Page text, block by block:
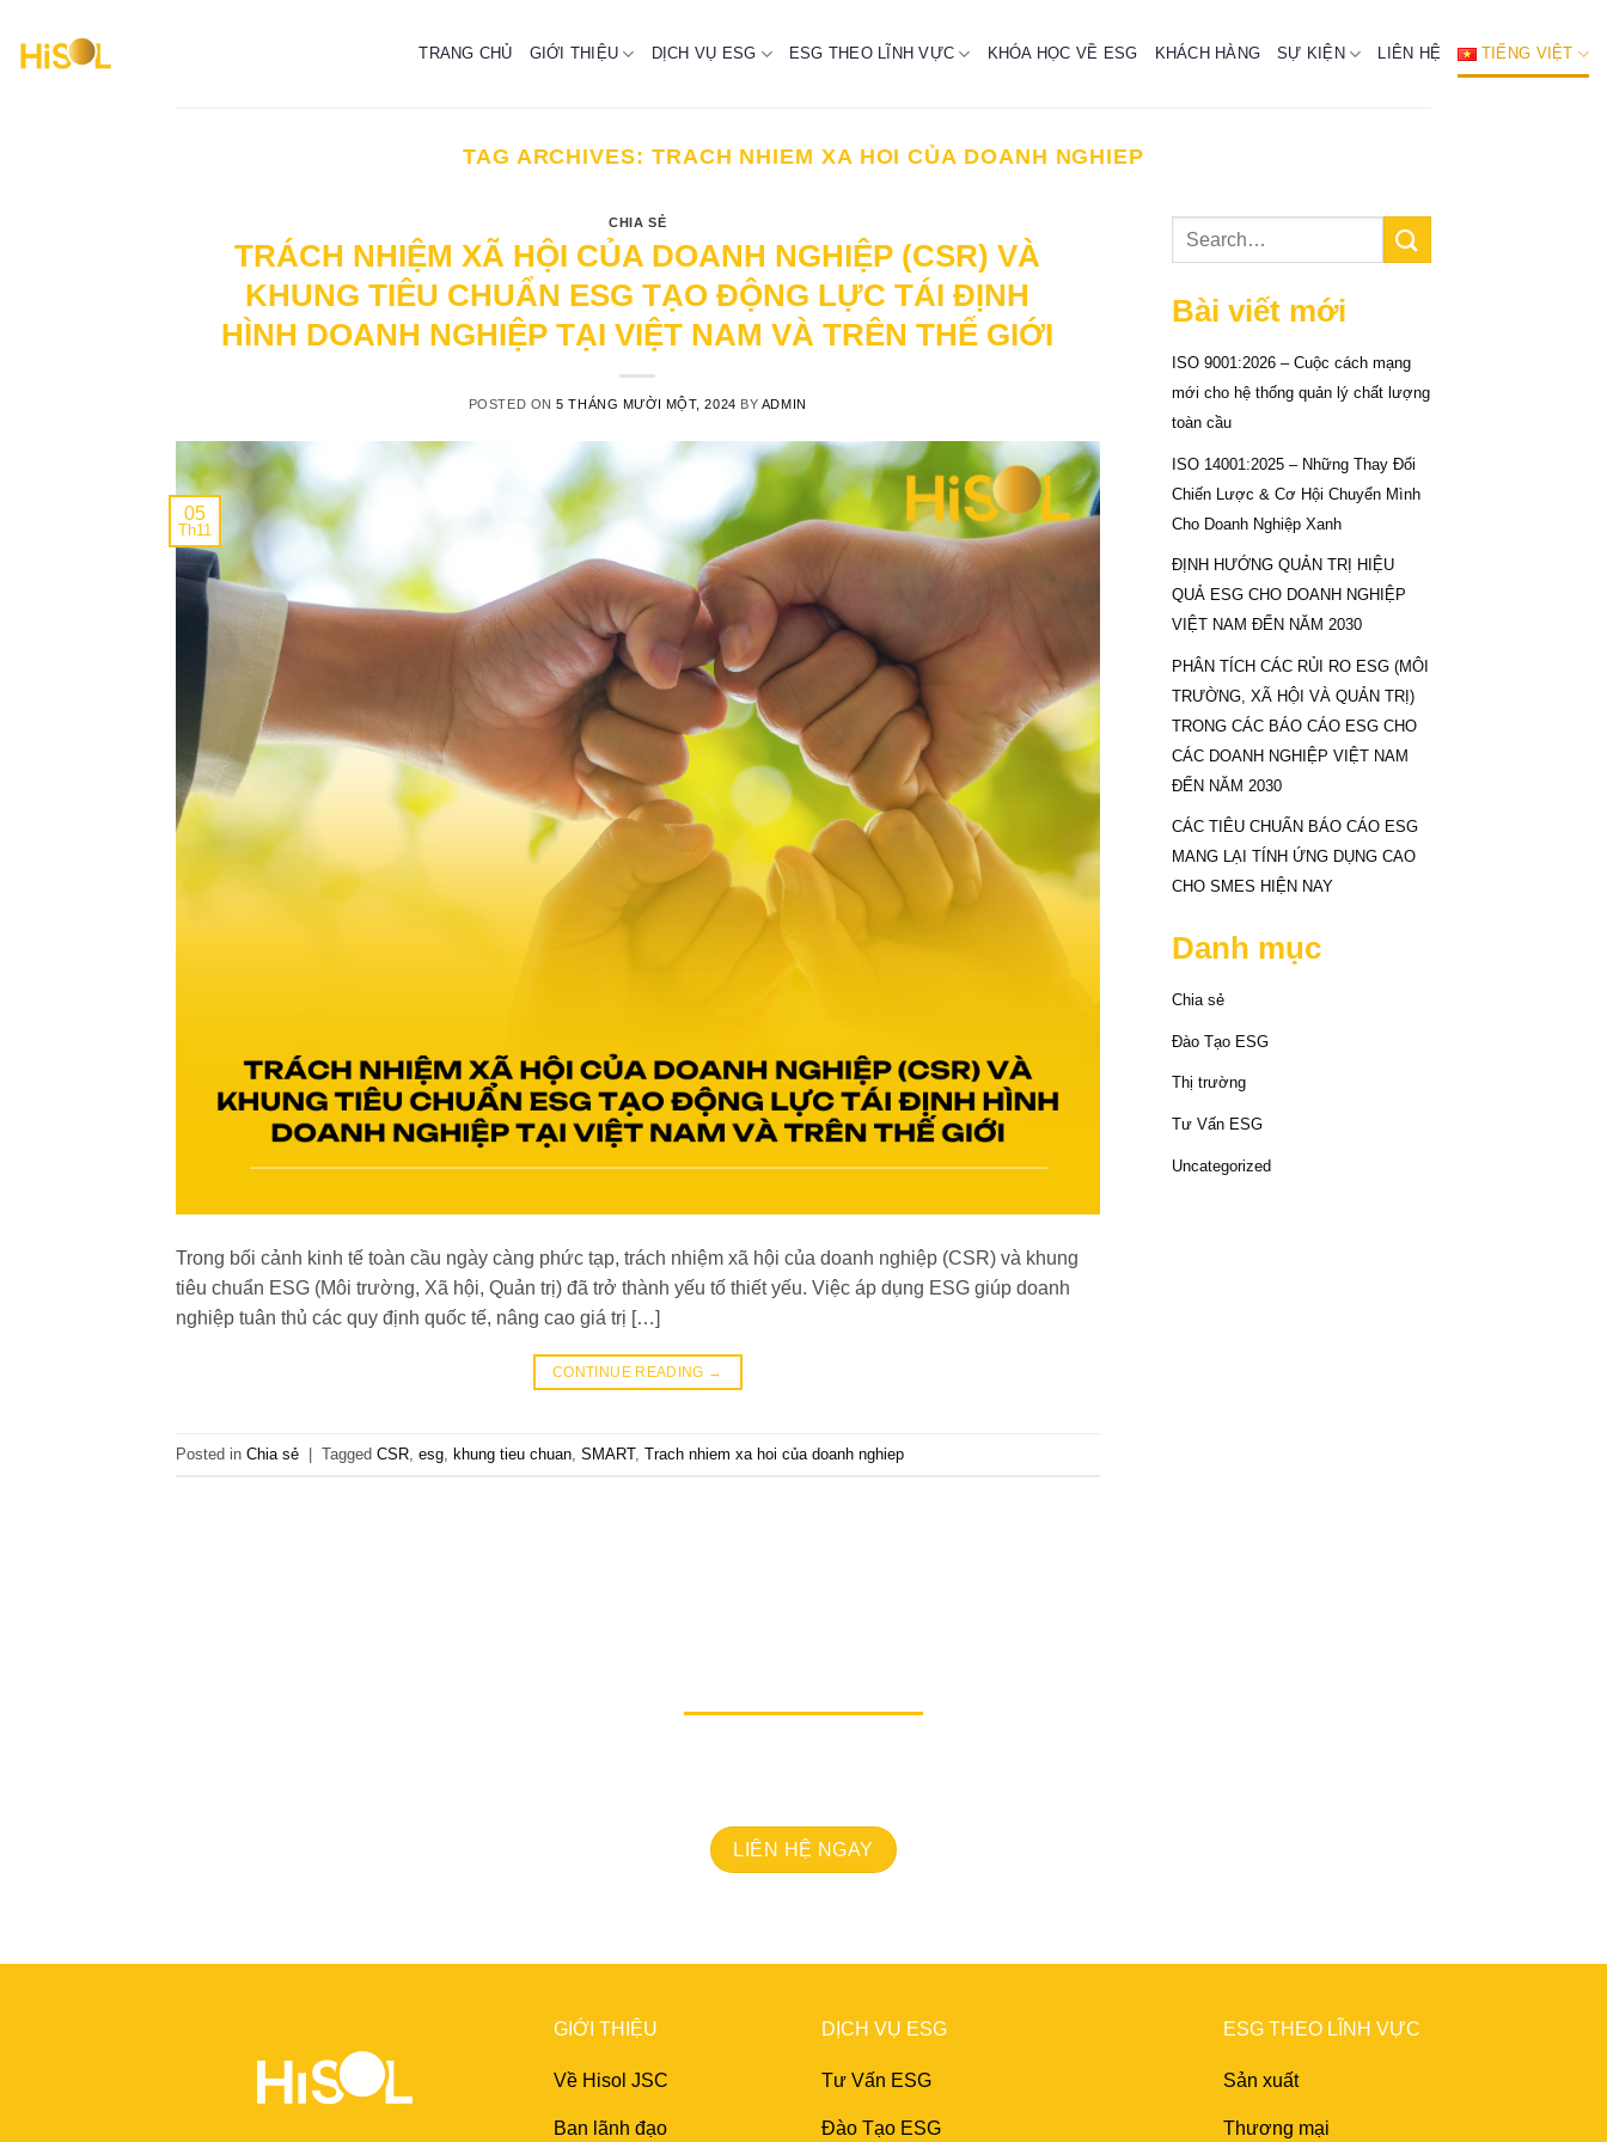
content
TRANG CHỦ GIỚI THIỆU DỊCH VỤ ESG ESG THEO LĨNH VỰC KHÓA HỌC VỀ ESG KHÁCH HÀNG SỰ KIỆN LIÊN HỆ TIẾNG VIỆT
TAG ARCHIVES: TRACH NHIEM XA HOI CỦA DOANH NGHIEP
CHIA SẺ
TRÁCH NHIỆM XÃ HỘI CỦA DOANH NGHIỆP (CSR) VÀ
KHUNG TIÊU CHUẨN ESG TẠO ĐỘNG LỰC TÁI ĐỊNH
HÌNH DOANH NGHIỆP TẠI VIỆT NAM VÀ TRÊN THẾ GIỚI
POSTED ON5 THÁNG MƯỜI MỘT, 2024 BY ADMIN
05
Th11
Trong bối cảnh kinh tế toàn cầu ngày càng phức tạp, trách nhiệm xã hội của doanh nghiệp (CSR) và khung
tiêu chuẩn ESG (Môi trường, Xã hội, Quản trị) đã trở thành yếu tố thiết yếu. Việc áp dụng ESG giúp doanh
nghiệp tuân thủ các quy định quốc tế, nâng cao giá trị […]
CONTINUE READING →
Posted in Chia sẻ Tagged CSR esg khung tieu chuan SMART, Trach nhiem xa hoi của doanh nghiep
Bài viết mới
ISO 9001:2026 – Cuộc cách mạng
mới cho hệ thống quản lý chất lượng
toàn cầu
ISO 14001:2025 – Những Thay Đổi
Chiến Lược & Cơ Hội Chuyển Mình
Cho Doanh Nghiệp Xanh
ĐỊNH HƯỚNG QUẢN TRỊ HIỆU
QUẢ ESG CHO DOANH NGHIỆP
VIỆT NAM ĐẾN NĂM 2030
PHÂN TÍCH CÁC RỦI RO ESG (MÔI
TRƯỜNG, XÃ HỘI VÀ QUẢN TRỊ)
TRONG CÁC BÁO CÁO ESG CHO
CÁC DOANH NGHIỆP VIỆT NAM
ĐẾN NĂM 2030
CÁC TIÊU CHUẨN BÁO CÁO ESG
MANG LẠI TÍNH ỨNG DỤNG CAO
CHO SMES HIỆN NAY
Danh mục
Chia sẻ
Đào Tạo ESG
Thị trường
Tư Vấn ESG
Uncategorized
LIÊN HỆ NGAY
GIỚI THIỆU
Về Hisol JSC
Ban lãnh đạo
DỊCH VỤ ESG
Tư Vấn ESG
Đào Tạo ESG
ESG THEO LĨNH VỰC
Sản xuất
Thương mại